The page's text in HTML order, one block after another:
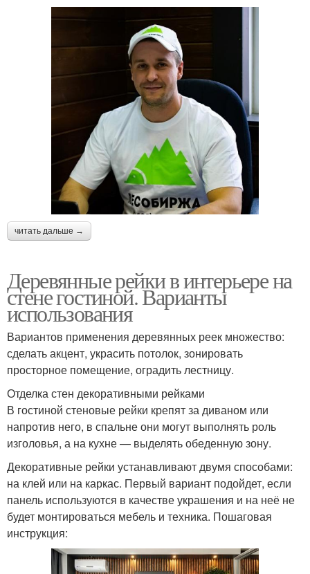
читать дальше →
Деревянные рейки в интерьере на
стене гостиной. Варианты
использования
Вариантов применения деревянных реек множество:
сделать акцент, украсить потолок, зонировать
просторное помещение, оградить лестницу.
Отделка стен декоративными рейками
В гостиной стеновые рейки крепят за диваном или
напротив него, в спальне они могут выполнять роль
изголовья, а на кухне — выделять обеденную зону.
Декоративные рейки устанавливают двумя способами:
на клей или на каркас. Первый вариант подойдет, если
панель используются в качестве украшения и на неё не
будет монтироваться мебель и техника. Пошаговая
инструкция: